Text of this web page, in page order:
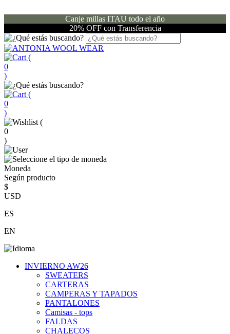
Canje millas ITAU todo el año
20% OFF con Transferencia
(
0
)
(
0
)
(
0
)
Moneda
Según producto
$
USD
ES
EN
INVIERNO AW26
SWEATERS
CARTERAS
CAMPERAS Y TAPADOS
PANTALONES
Camisas - tops
FALDAS
CHALECOS